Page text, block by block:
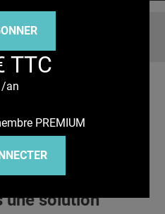
:
une solution
TTC
/an
PREMIUM